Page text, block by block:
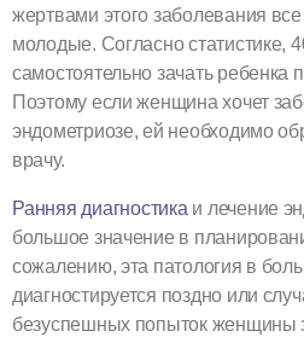
жертвами этого заболевания
молодые. Согласно статистике,
самостоятельно зачать ребенка
Поэтому если женщина хочет
эндометриозе, ей необходимо
врачу.
Ранняя диагностика и лечение
большое значение в
сожалению, эта патология в
диагностируется поздно или
безуспешных попыток женщины